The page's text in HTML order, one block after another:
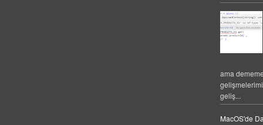
ama
geliş...
MacOS'de